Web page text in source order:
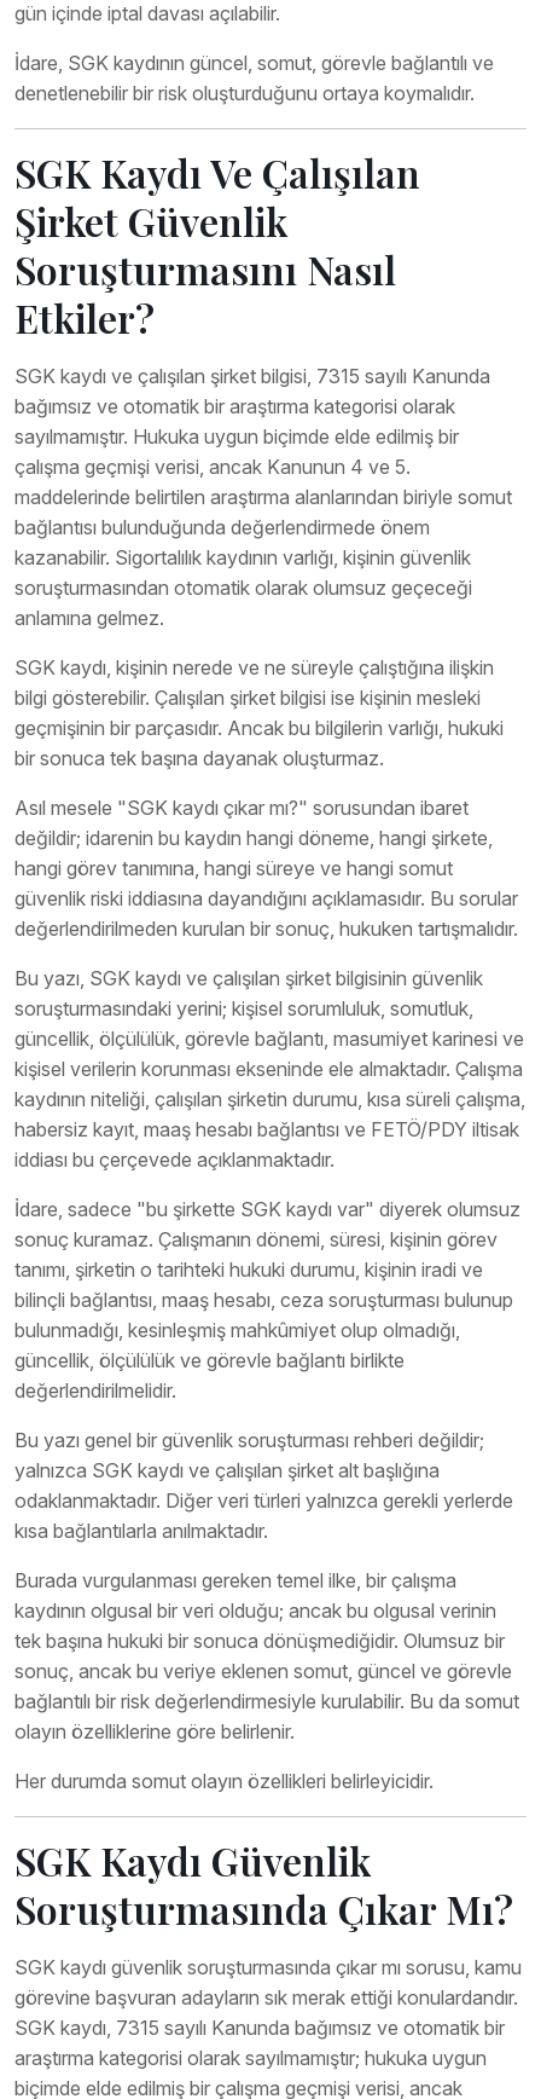
gün içinde iptal davası açılabilir.
İdare, SGK kaydının güncel, somut, görevle bağlantılı ve
denetlenebilir bir risk oluşturduğunu ortaya koymalıdır.
SGK Kaydı Ve Çalışılan
Şirket Güvenlik
Soruşturmasını Nasıl
Etkiler?
SGK kaydı ve çalışılan şirket bilgisi, 7315 sayılı Kanunda
bağımsız ve otomatik bir araştırma kategorisi olarak
sayılmamıştır. Hukuka uygun biçimde elde edilmiş bir
çalışma geçmişi verisi, ancak Kanunun 4 ve 5.
maddelerinde belirtilen araştırma alanlarından biriyle somut
bağlantısı bulunduğunda değerlendirmede önem
kazanabilir. Sigortalılık kaydının varlığı, kişinin güvenlik
soruşturmasından otomatik olarak olumsuz geçeceği
anlamına gelmez.
SGK kaydı, kişinin nerede ve ne süreyle çalıştığına ilişkin
bilgi gösterebilir. Çalışılan şirket bilgisi ise kişinin mesleki
geçmişinin bir parçasıdır. Ancak bu bilgilerin varlığı, hukuki
bir sonuca tek başına dayanak oluşturmaz.
Asıl mesele "SGK kaydı çıkar mı?" sorusundan ibaret
değildir; idarenin bu kaydın hangi döneme, hangi şirkete,
hangi görev tanımına, hangi süreye ve hangi somut
güvenlik riski iddiasına dayandığını açıklamasıdır. Bu sorular
değerlendirilmeden kurulan bir sonuç, hukuken tartışmalıdır.
Bu yazı, SGK kaydı ve çalışılan şirket bilgisinin güvenlik
soruşturmasındaki yerini; kişisel sorumluluk, somutluk,
güncellik, ölçülülük, görevle bağlantı, masumiyet karinesi ve
kişisel verilerin korunması ekseninde ele almaktadır. Çalışma
kaydının niteliği, çalışılan şirketin durumu, kısa süreli çalışma,
habersiz kayıt, maaş hesabı bağlantısı ve FETÖ/PDY iltisak
iddiası bu çerçevede açıklanmaktadır.
İdare, sadece "bu şirkette SGK kaydı var" diyerek olumsuz
sonuç kuramaz. Çalışmanın dönemi, süresi, kişinin görev
tanımı, şirketin o tarihteki hukuki durumu, kişinin iradi ve
bilinçli bağlantısı, maaş hesabı, ceza soruşturması bulunup
bulunmadığı, kesinleşmiş mahkûmiyet olup olmadığı,
güncellik, ölçülülük ve görevle bağlantı birlikte
değerlendirilmelidir.
Bu yazı genel bir güvenlik soruşturması rehberi değildir;
yalnızca SGK kaydı ve çalışılan şirket alt başlığına
odaklanmaktadır. Diğer veri türleri yalnızca gerekli yerlerde
kısa bağlantılarla anılmaktadır.
Burada vurgulanması gereken temel ilke, bir çalışma
kaydının olgusal bir veri olduğu; ancak bu olgusal verinin
tek başına hukuki bir sonuca dönüşmediğidir. Olumsuz bir
sonuç, ancak bu veriye eklenen somut, güncel ve görevle
bağlantılı bir risk değerlendirmesiyle kurulabilir. Bu da somut
olayın özelliklerine göre belirlenir.
Her durumda somut olayın özellikleri belirleyicidir.
SGK Kaydı Güvenlik
Soruşturmasında Çıkar Mı?
SGK kaydı güvenlik soruşturmasında çıkar mı sorusu, kamu
görevine başvuran adayların sık merak ettiği konulardandır.
SGK kaydı, 7315 sayılı Kanunda bağımsız ve otomatik bir
araştırma kategorisi olarak sayılmamıştır; hukuka uygun
biçimde elde edilmiş bir çalışma geçmişi verisi, ancak